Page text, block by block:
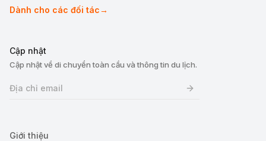
Dành cho các đối tác→
Cập nhật
Cập nhật về di chuyển toàn cầu và thông tin du lịch.
Giới thiệu